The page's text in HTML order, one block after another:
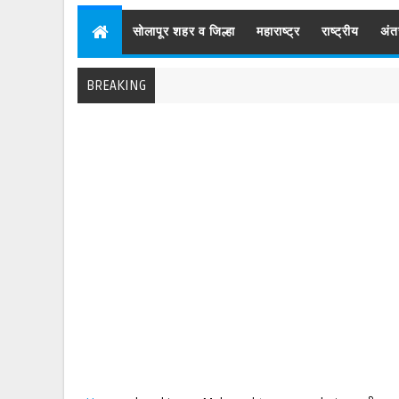
सोलापूर शहर व जिल्हा महाराष्ट्र राष्ट्रीय
BREAKING